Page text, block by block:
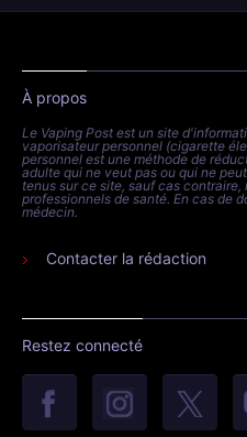
À propos
Le Vaping Post est un site
vaporisateur personnel (cigarette
personnel est une méthode de
adulte qui ne veut pas ou qui ne
tenus sur ce site, sauf cas
professionnels de santé. En cas de
médecin.
Contacter la rédaction
Restez connecté